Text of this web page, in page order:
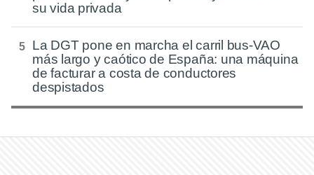
su vida privada
La DGT pone en marcha el carril bus-VAO
más largo y caótico de España: una máquina
de facturar a costa de conductores
despistados